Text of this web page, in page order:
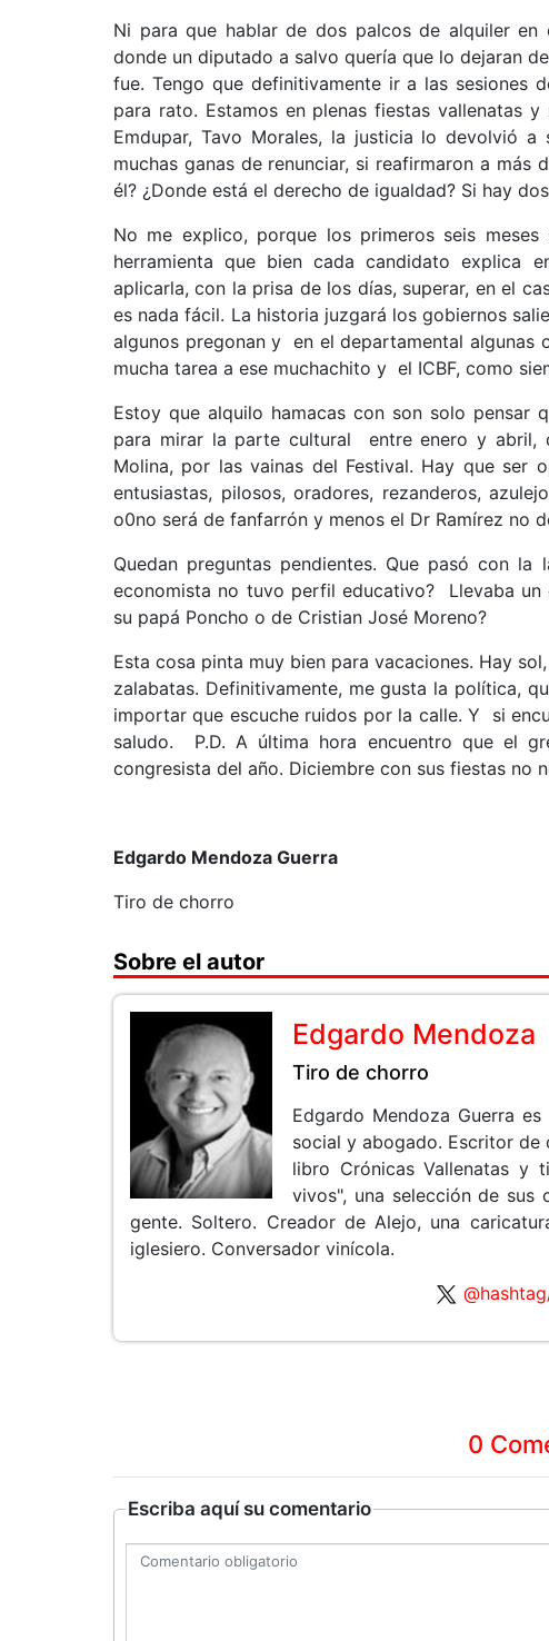
Ni para que hablar de dos palcos de alquiler
donde un diputado a salvo quería que lo dejaran
fue. Tengo que definitivamente ir a las sesiones
para rato. Estamos en plenas fiestas vallenatas
Emdupar, Tavo Morales, la justicia lo devolvió
muchas ganas de renunciar, si reafirmaron a
él? ¿Donde está el derecho de igualdad? Si hay
No me explico, porque los primeros seis
herramienta que bien cada candidato explica
aplicarla, con la prisa de los días, superar, en el
es nada fácil. La historia juzgará los gobiernos
algunos pregonan y en el departamental algunas
mucha tarea a ese muchachito y el ICBF, como
Estoy que alquilo hamacas con son solo pensar
para mirar la parte cultural entre enero y abril,
Molina, por las vainas del Festival. Hay que ser
entusiastas, pilosos, oradores, rezanderos,
o0no será de fanfarrón y menos el Dr Ramírez no
Quedan preguntas pendientes. Que pasó con
economista no tuvo perfil educativo? Llevaba
su papá Poncho o de Cristian José Moreno?
Esta cosa pinta muy bien para vacaciones. Hay
zalabatas. Definitivamente, me gusta la política,
importar que escuche ruidos por la calle. Y si
saludo. P.D. A última hora encuentro que el
congresista del año. Diciembre con sus fiestas no
Edgardo Mendoza Guerra
Tiro de chorro
Sobre el autor
Edgardo Mendoza
Tiro de chorro
Edgardo Mendoza Guerra
social y abogado. Escritor
libro Crónicas Vallenatas y
vivos", una selección de sus
gente. Soltero. Creador de Alejo, una
iglesiero. Conversador vinícola.
0
Escriba aquí su comentario